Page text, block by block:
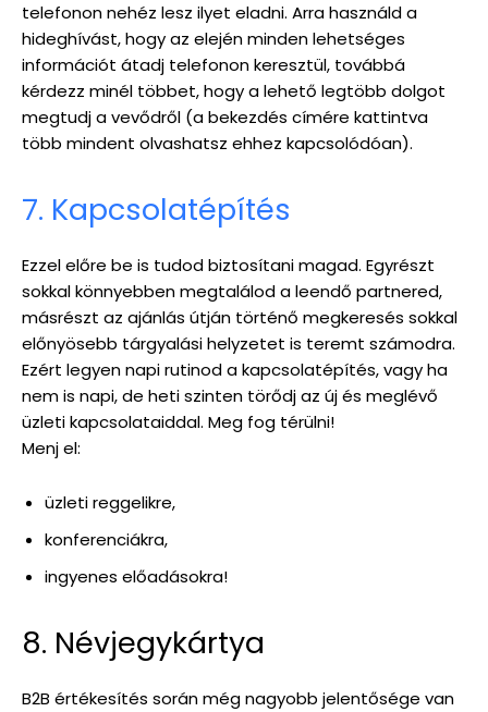
telefonon nehéz lesz ilyet eladni. Arra használd a
hideghívást, hogy az elején minden lehetséges
információt átadj telefonon keresztül, továbbá
kérdezz minél többet, hogy a lehető legtöbb dolgot
megtudj a vevődről (a bekezdés címére kattintva
több mindent olvashatsz ehhez kapcsolódóan).
7. Kapcsolatépítés
Ezzel előre be is tudod biztosítani magad. Egyrészt
sokkal könnyebben megtalálod a leendő partnered,
másrészt az ajánlás útján történő megkeresés sokkal
előnyösebb tárgyalási helyzetet is teremt számodra.
Ezért legyen napi rutinod a kapcsolatépítés, vagy ha
nem is napi, de heti szinten törődj az új és meglévő
üzleti kapcsolataiddal. Meg fog térülni!
Menj el:
üzleti reggelikre,
konferenciákra,
ingyenes előadásokra!
8. Névjegykártya
B2B értékesítés során még nagyobb jelentősége van